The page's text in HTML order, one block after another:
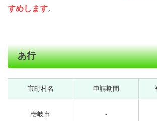
すめします。
あ行
市町村名 申請期間
壱岐市 -